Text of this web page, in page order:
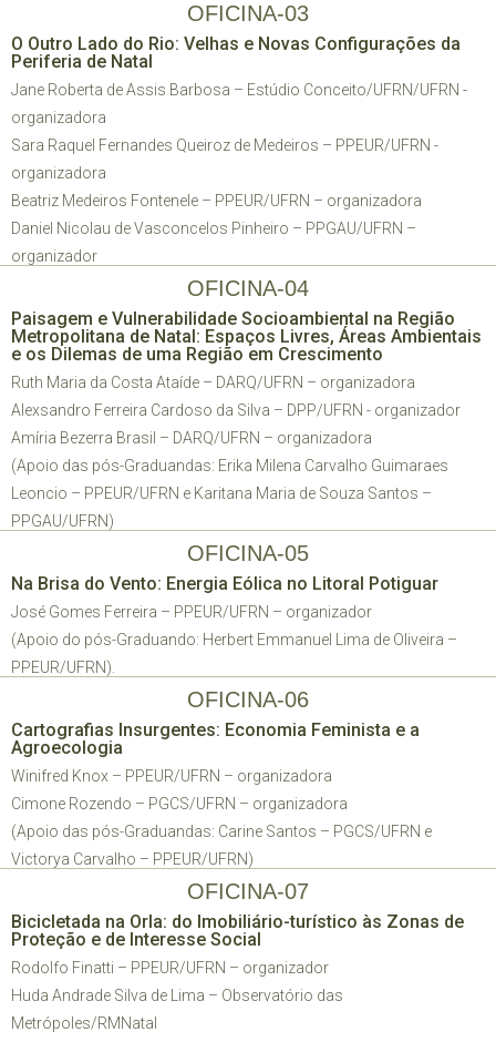
OFICINA-03
O Outro Lado do Rio: Velhas e Novas Configurações da
Periferia de Natal
Jane Roberta de Assis Barbosa – Estúdio Conceito/UFRN/UFRN -
organizadora
Sara Raquel Fernandes Queiroz de Medeiros – PPEUR/UFRN -
organizadora
Beatriz Medeiros Fontenele – PPEUR/UFRN – organizadora
Daniel Nicolau de Vasconcelos Pinheiro – PPGAU/UFRN –
organizador
OFICINA-04
Paisagem e Vulnerabilidade Socioambiental na Região
Metropolitana de Natal: Espaços Livres, Áreas Ambientais
e os Dilemas de uma Região em Crescimento
Ruth Maria da Costa Ataíde – DARQ/UFRN – organizadora
Alexsandro Ferreira Cardoso da Silva – DPP/UFRN - organizador
Amíria Bezerra Brasil – DARQ/UFRN – organizadora
(Apoio das pós-Graduandas: Erika Milena Carvalho Guimaraes
Leoncio – PPEUR/UFRN e Karitana Maria de Souza Santos –
PPGAU/UFRN)
OFICINA-05
Na Brisa do Vento: Energia Eólica no Litoral Potiguar
José Gomes Ferreira – PPEUR/UFRN – organizador
(Apoio do pós-Graduando: Herbert Emmanuel Lima de Oliveira –
PPEUR/UFRN).
OFICINA-06
Cartografias Insurgentes: Economia Feminista e a
Agroecologia
Winifred Knox – PPEUR/UFRN – organizadora
Cimone Rozendo – PGCS/UFRN – organizadora
(Apoio das pós-Graduandas: Carine Santos – PGCS/UFRN e
Victorya Carvalho – PPEUR/UFRN)
OFICINA-07
Bicicletada na Orla: do Imobiliário-turístico às Zonas de
Proteção e de Interesse Social
Rodolfo Finatti – PPEUR/UFRN – organizador
Huda Andrade Silva de Lima – Observatório das
Metrópoles/RMNatal